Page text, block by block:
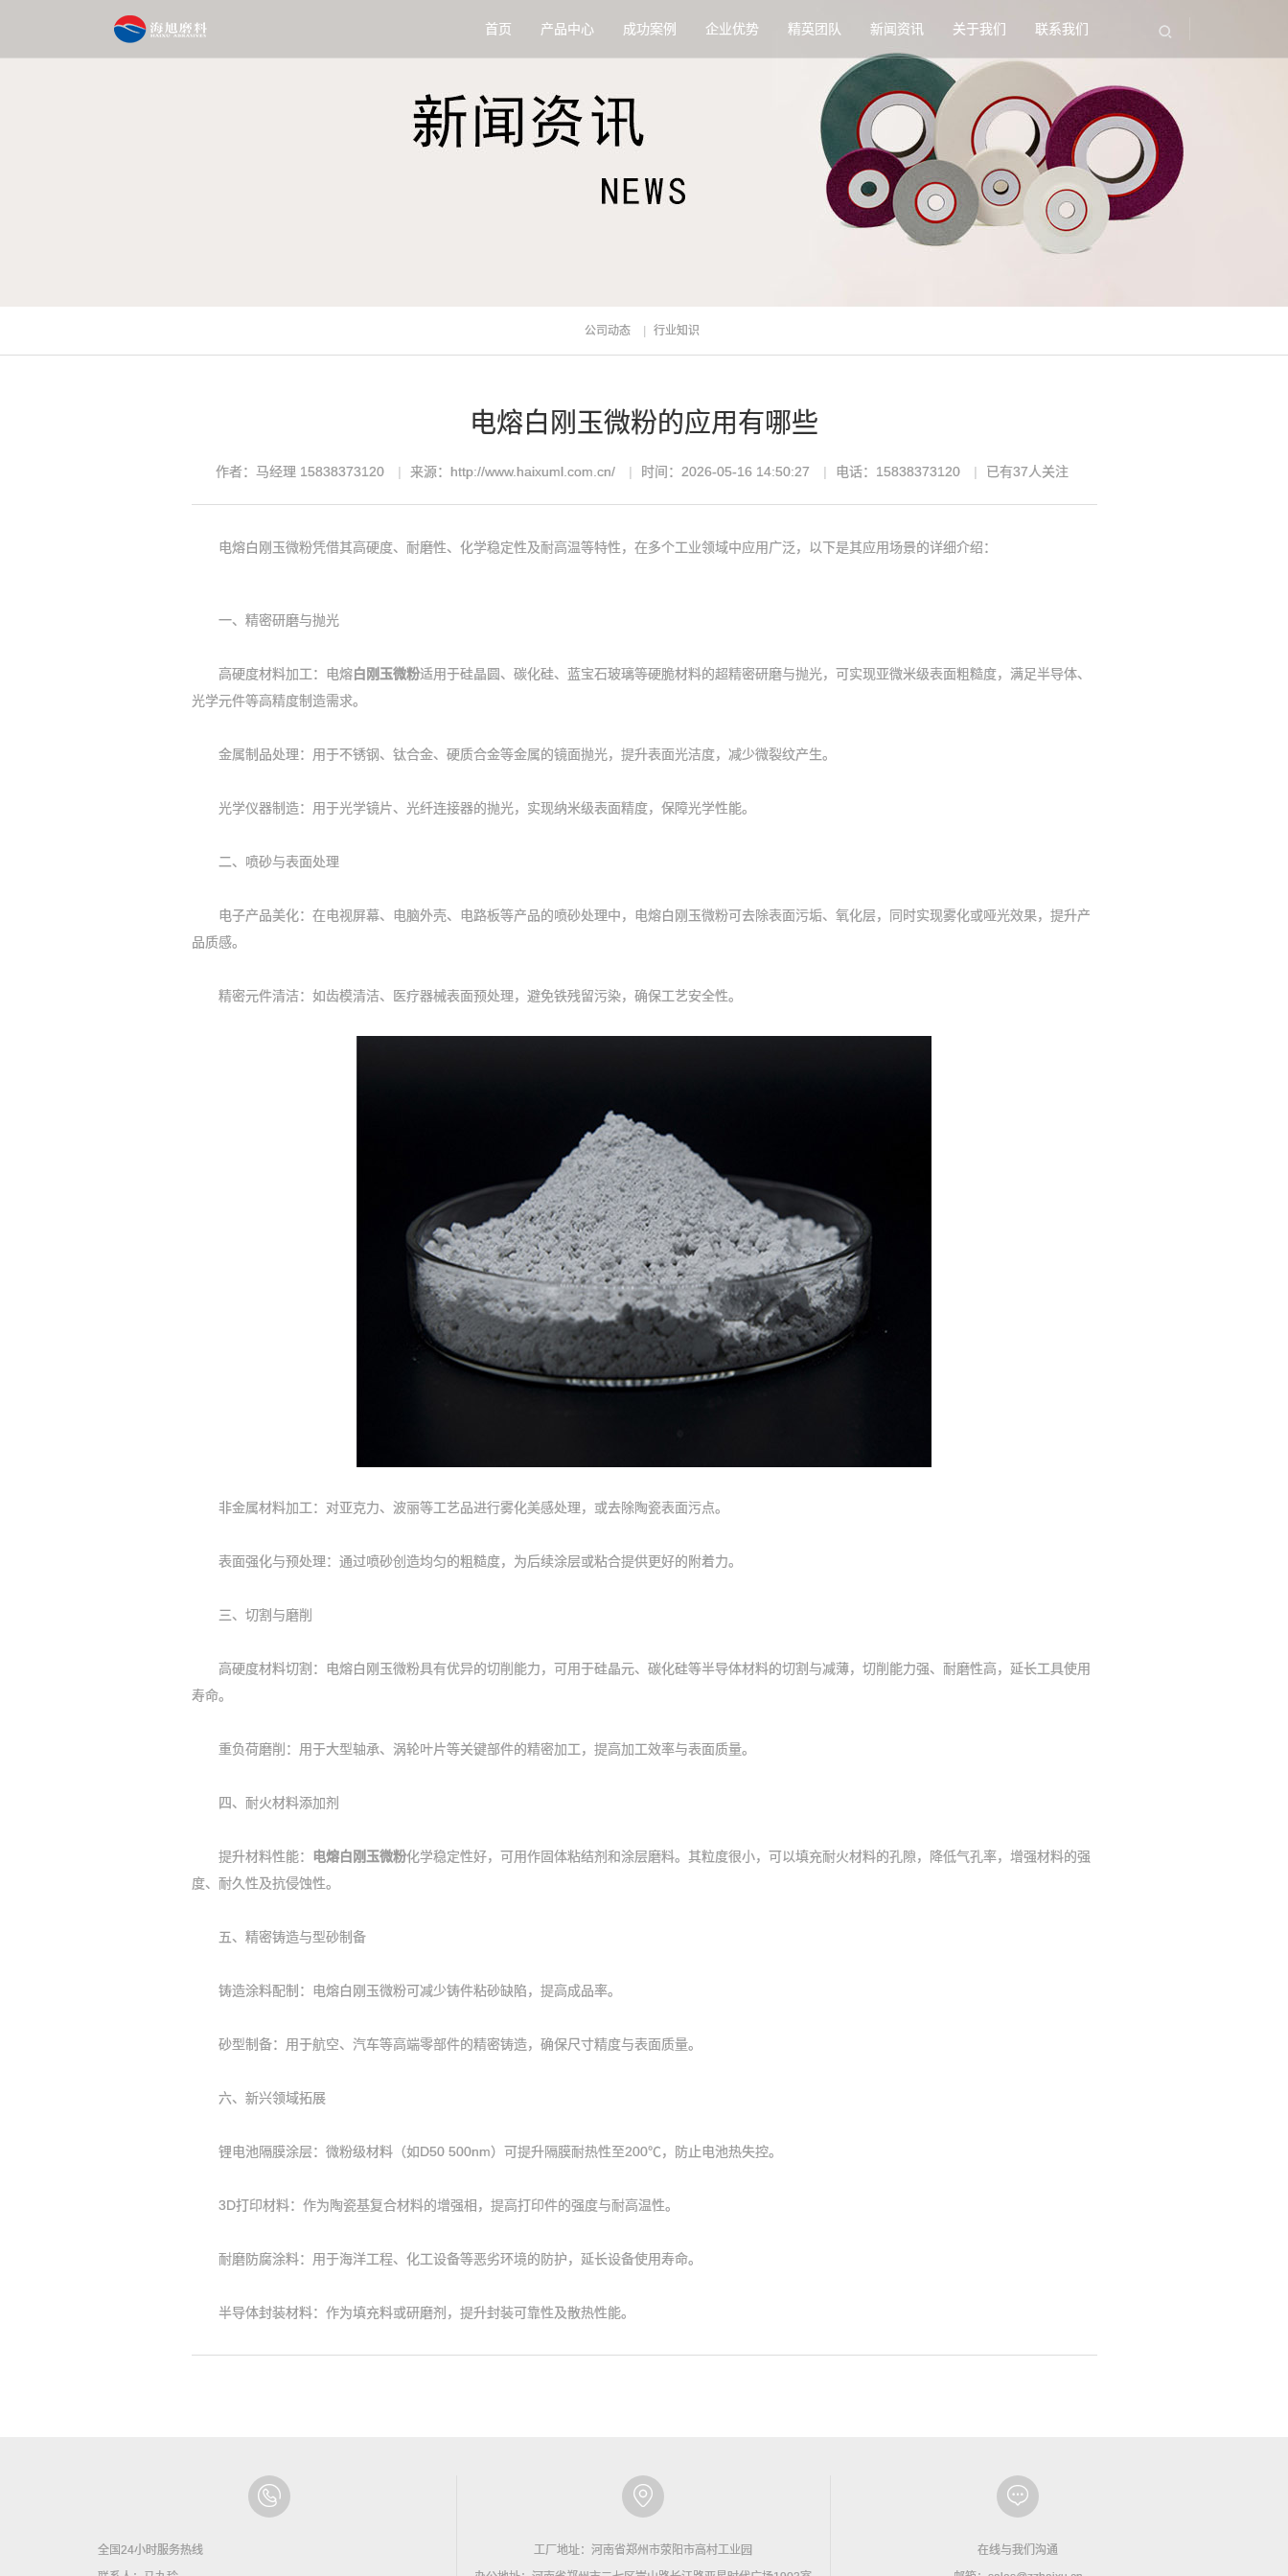
首页 产品中心 成功案例 企业优势 精英团队 新闻资讯 关于我们 联系我们
公司动态 行业知识
电熔白刚玉微粉的应用有哪些
作者：马经理 15838373120 来源：http://www.haixuml.com.cn/ 时间：2026-05-16 14:50:27 电话：15838373120 已有37人关注
电熔白刚玉微粉凭借其高硬度、耐磨性、化学稳定性及耐高温等特性，在多个工业领域中应用广泛，以下是其应用场景的详细介绍：
一、精密研磨与抛光
高硬度材料加工‌：电熔白刚玉微粉适用于硅晶圆、碳化硅、蓝宝石玻璃等硬脆材料的超精密研磨与抛光，可实现亚微米级表面粗糙度，满足半导体、
光学元件等高精度制造需求。
金属制品处理‌：用于不锈钢、钛合金、硬质合金等金属的镜面抛光，提升表面光洁度，减少微裂纹产生。
光学仪器制造‌：用于光学镜片、光纤连接器的抛光，实现纳米级表面精度，保障光学性能。
二、喷砂与表面处理
电子产品美化‌：在电视屏幕、电脑外壳、电路板等产品的喷砂处理中，电熔白刚玉微粉可去除表面污垢、氧化层，同时实现雾化或哑光效果，提升产
品质感。
精密元件清洁‌：如齿模清洁、医疗器械表面预处理，避免铁残留污染，确保工艺安全性。
非金属材料加工‌：对亚克力、波丽等工艺品进行雾化美感处理，或去除陶瓷表面污点。
表面强化与预处理‌：通过喷砂创造均匀的粗糙度，为后续涂层或粘合提供更好的附着力。
三、切割与磨削
高硬度材料切割‌：电熔白刚玉微粉具有优异的切削能力，可用于硅晶元、碳化硅等半导体材料的切割与减薄，切削能力强、耐磨性高，延长工具使用
寿命。
重负荷磨削‌：用于大型轴承、涡轮叶片等关键部件的精密加工，提高加工效率与表面质量。
四、耐火材料添加剂
提升材料性能‌： 电熔白刚玉微粉化学稳定性好，可用作固体粘结剂和涂层磨料。其粒度很小，可以填充耐火材料的孔隙，降低气孔率，增强材料的强
度、耐久性及抗侵蚀性。
五、精密铸造与型砂制备
铸造涂料配制‌：电熔白刚玉微粉可减少铸件粘砂缺陷，提高成品率。
砂型制备‌：用于航空、汽车等高端零部件的精密铸造，确保尺寸精度与表面质量。
六、新兴领域拓展
锂电池隔膜涂层‌：微粉级材料（如D50 500nm）可提升隔膜耐热性至200℃，防止电池热失控。
3D打印材料‌：作为陶瓷基复合材料的增强相，提高打印件的强度与耐高温性。
耐磨防腐涂料‌：用于海洋工程、化工设备等恶劣环境的防护，延长设备使用寿命。
半导体封装材料‌：作为填充料或研磨剂，提升封装可靠性及散热性能。
全国24小时服务热线
工厂地址：河南省郑州市荥阳市高村工业园
在线与我们沟通